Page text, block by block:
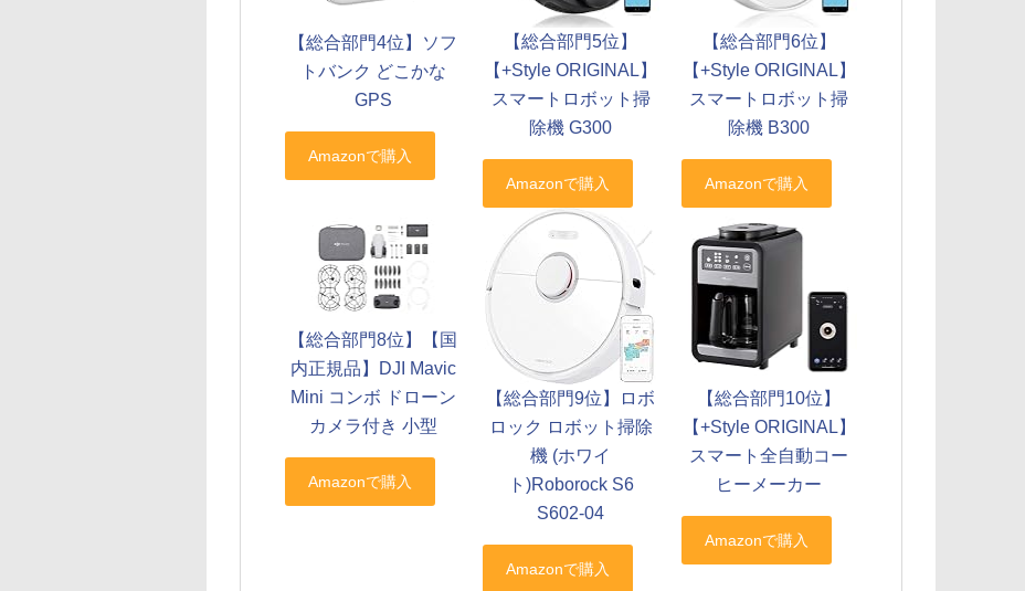
【総合部門4位】ソフ
トバンク どこかな
GPS
【総合部門5位】
【+Style ORIGINAL】
スマートロボット掃
除機 G300
【総合部門6位】
【+Style ORIGINAL】
スマートロボット掃
除機 B300
【総合部門8位】【国
内正規品】DJI Mavic
Mini コンボ ドローン
カメラ付き 小型
【総合部門9位】ロボ
ロック ロボット掃除
機 (ホワイ
ト)Roborock S6
S602-04
【総合部門10位】
【+Style ORIGINAL】
スマート全自動コー
ヒーメーカー